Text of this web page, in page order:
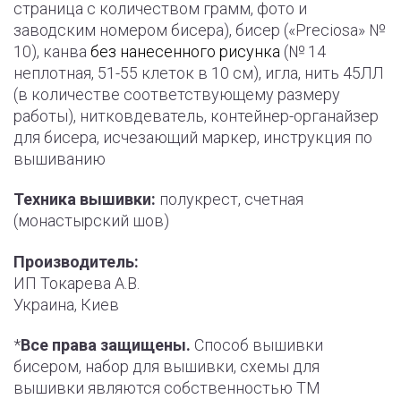
страница с количеством грамм, фото и
заводским номером бисера), бисер («Preciosa» №
10), канва без нанесенного рисунка (№ 14
неплотная, 51-55 клеток в 10 см), игла, нить 45ЛЛ
(в количестве соответствующему размеру
работы), нитковдеватель, контейнер-органайзер
для бисера, исчезающий маркер, инструкция по
вышиванию
Техника вышивки: полукрест, счетная
(монастырский шов)
Производитель:
ИП Токарева А.В.
Украина, Киев
*Все права защищены. Способ вышивки
бисером, набор для вышивки, схемы для
вышивки являются собственностью ТМ